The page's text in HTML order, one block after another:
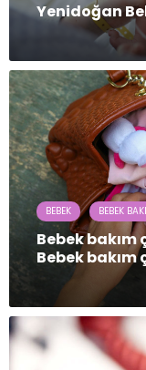
Yenidoğan
BEBEK BEBEK
Bebek bakım
Bebek bakım